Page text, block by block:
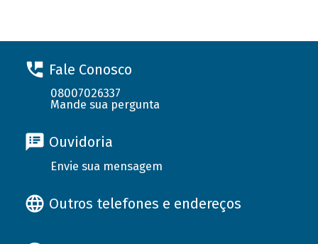
Fale Conosco
08007026337
Mande sua pergunta
Ouvidoria
Envie sua mensagem
Outros telefones e endereços